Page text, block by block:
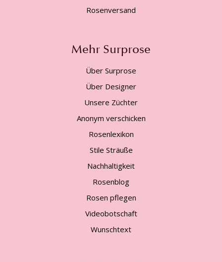
Rosenversand
Mehr Surprose
Über Surprose
Über Designer
Unsere Züchter
Anonym verschicken
Rosenlexikon
Stile Sträuße
Nachhaltigkeit
Rosenblog
Rosen pflegen
Videobotschaft
Wunschtext